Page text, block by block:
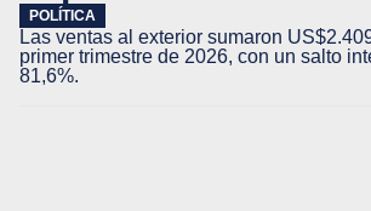
POLÍTICA
Las ventas al exterior sumaron
primer trimestre de 2026, con un salto
81,6%.